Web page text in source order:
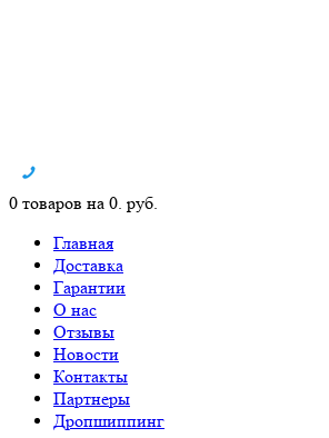
0 товаров на 0. руб.
Главная
Доставка
Гарантии
О нас
Отзывы
Новости
Контакты
Партнеры
Дропшиппинг